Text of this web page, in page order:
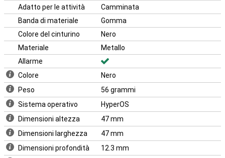
Adatto per le attività
Camminata
Banda di materiale
Gomma
Colore del cinturino
Nero
Materiale
Metallo
Allarme
Colore
Nero
Peso
56 grammi
Sistema operativo
HyperOS
Dimensioni altezza
47 mm
Dimensioni larghezza
47 mm
Dimensioni profondità
12.3 mm